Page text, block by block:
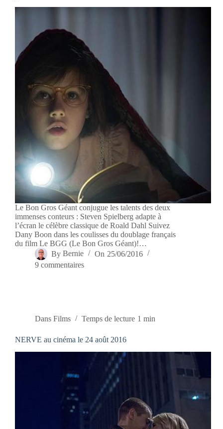
Le Bon Gros Géant conjugue les talents des deux
immenses conteurs : Steven Spielberg adapte à
l’écran le célèbre classique de Roald Dahl Suivez
Dany Boon dans les coulisses du doublage français
du film Le BGG (Le Bon Gros Géant)!…
By Bernie On 25/06/2016
9 commentaires
Dans Films Temps de lecture 1 min
NERVE au cinéma le 24 août 2016